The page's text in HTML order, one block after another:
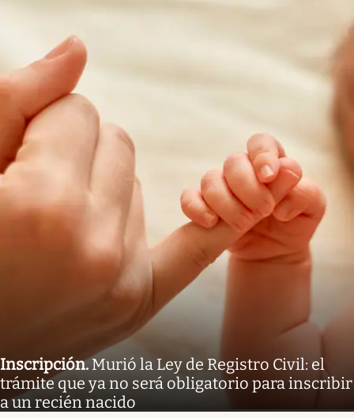
Inscripción.Murió la Ley de Registro Civil: el
trámite que ya no será obligatorio para inscribir
a un recién nacido